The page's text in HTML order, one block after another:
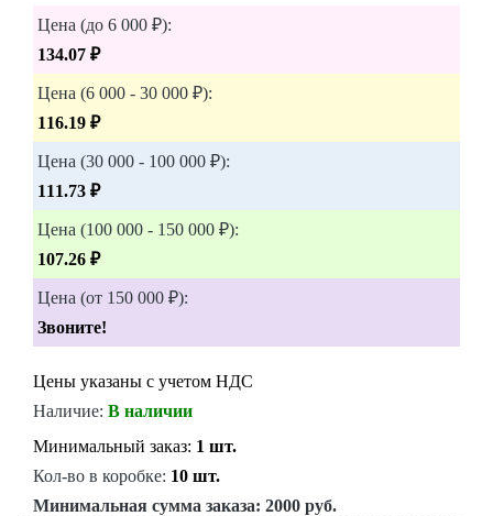
Цена (до 6 000 ₽):
134.07 ₽
Цена (6 000 - 30 000 ₽):
116.19 ₽
Цена (30 000 - 100 000 ₽):
111.73 ₽
Цена (100 000 - 150 000 ₽):
107.26 ₽
Цена (от 150 000 ₽):
Звоните!
Цены указаны с учетом НДС
Наличие: В наличии
Минимальный заказ: 1 шт.
Кол-во в коробке: 10 шт.
Минимальная сумма заказа: 2000 руб.